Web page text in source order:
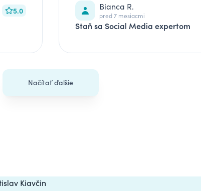
5.0 Bianca R.
pred 7 mesiacmi
Staň sa Social Media expertom
Načítať ďalšie